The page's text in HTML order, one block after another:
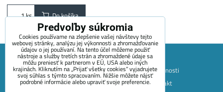
ks Do košíka
Mapa stránok Obchodné podmienky
Platobné možnosti
Doprava a vrátenie tovaru
+420 722 689 252
Kontakt
Predvoľby súkromia
Cookies používame na zlepšenie vašej návštevy tejto
webovej stránky, analýzu jej výkonnosti a zhromažďovanie
údajov o jej používaní. Na tento účel môžeme použiť
nástroje a služby tretích strán a zhromaždené údaje sa
môžu preniesť k partnerom v EÚ, USA alebo iných
krajinách. Kliknutím na „Prijať všetky cookies“ vyjadrujete
svoj súhlas s týmto spracovaním. Nižšie môžete nájsť
podrobné informácie alebo upraviť svoje preferencie.